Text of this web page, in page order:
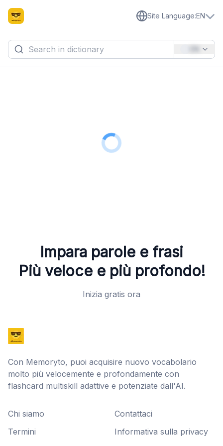
Site Language:EN
Impara parole e frasi
Più veloce e più profondo!
Inizia gratis ora
Con Memoryto, puoi acquisire nuovo vocabolario
molto più velocemente e profondamente con
flashcard multiskill adattive e potenziate dall'AI.
Chi siamo
Contattaci
Termini
Informativa sulla privacy